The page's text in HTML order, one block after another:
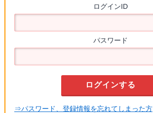
ログインID
パスワード
⇒パスワード、登録情報を忘れてしまった方